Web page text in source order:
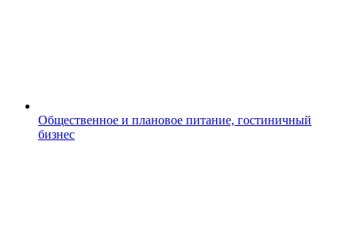
Общественное и плановое питание, гостиничный
бизнес